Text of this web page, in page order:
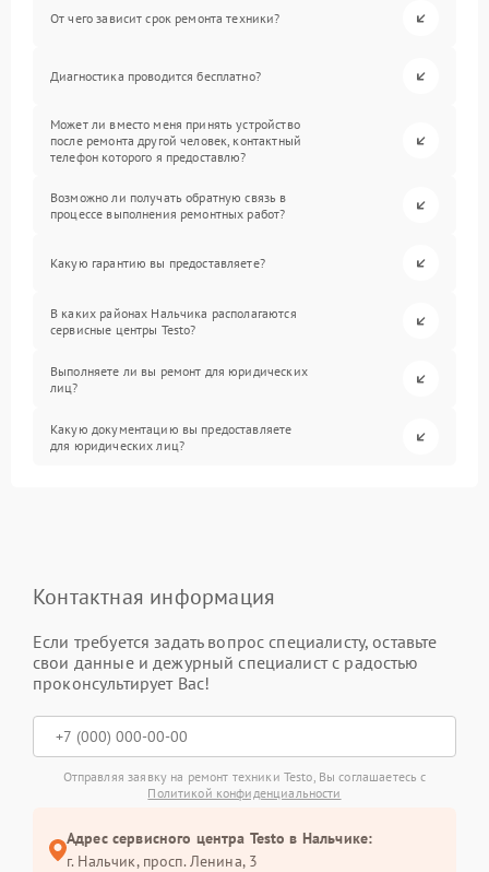
От чего зависит срок ремонта техники?
Диагностика проводится бесплатно?
Может ли вместо меня принять устройство
после ремонта другой человек, контактный
телефон которого я предоставлю?
Возможно ли получать обратную связь в
процессе выполнения ремонтных работ?
Какую гарантию вы предоставляете?
В каких районах Нальчика располагаются
сервисные центры Testo?
Выполняете ли вы ремонт для юридических
лиц?
Какую документацию вы предоставляете
для юридических лиц?
Контактная информация
Если требуется задать вопрос специалисту, оставьте
свои данные и дежурный специалист с радостью
проконсультирует Вас!
Отправляя заявку на ремонт техники Testo, Вы соглашаетесь с
Политикой конфиденциальности
Адрес сервисного центра Testo в Нальчике:
г. Нальчик, просп. Ленина, 3